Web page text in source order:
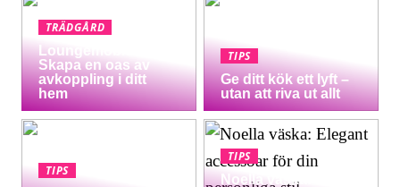
TRÄDGÅRD
Loungemöbler:
Skapa en oas av
avkoppling i ditt
hem
TIPS
Ge ditt kök ett lyft –
utan att riva ut allt
TIPS
TIPS
Noella väska: